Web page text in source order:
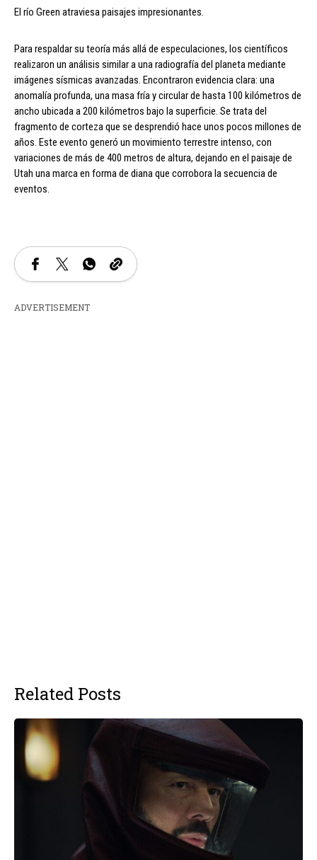
El río Green atraviesa paisajes impresionantes.
Para respaldar su teoría más allá de especulaciones, los científicos
realizaron un análisis similar a una radiografía del planeta mediante
imágenes sísmicas avanzadas. Encontraron evidencia clara: una
anomalía profunda, una masa fría y circular de hasta 100 kilómetros de
ancho ubicada a 200 kilómetros bajo la superficie. Se trata del
fragmento de corteza que se desprendió hace unos pocos millones de
años. Este evento generó un movimiento terrestre intenso, con
variaciones de más de 400 metros de altura, dejando en el paisaje de
Utah una marca en forma de diana que corrobora la secuencia de
eventos.
ADVERTISEMENT
Related Posts